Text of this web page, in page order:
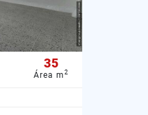
35
Área m 2